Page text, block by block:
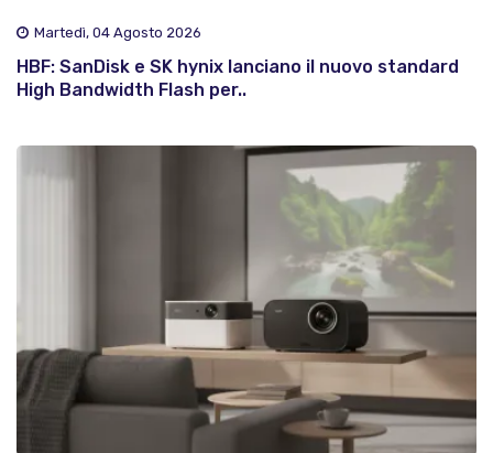
Martedì, 04 Agosto 2026
HBF: SanDisk e SK hynix lanciano il nuovo standard
High Bandwidth Flash per..